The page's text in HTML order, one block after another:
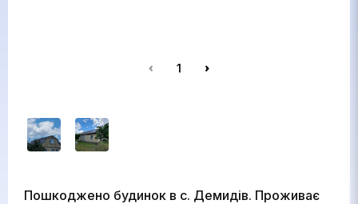
1
Пошкоджено будинок в с. Демидів. Проживає